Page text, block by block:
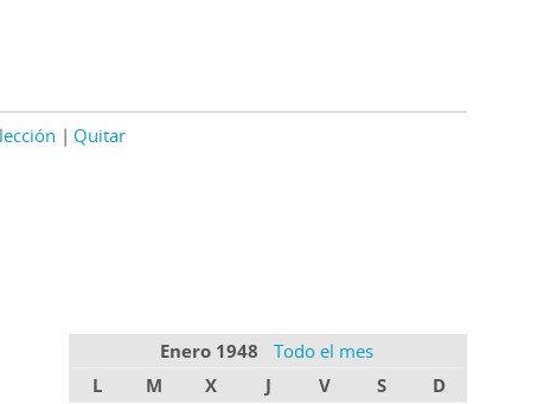
Quitar
Enero 1948
Todo el mes
L
M X J V S
D